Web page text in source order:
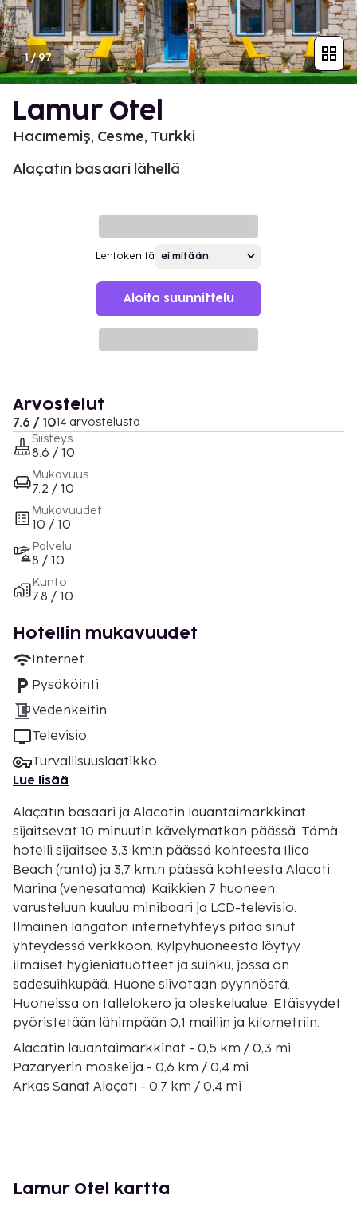
1/97
Lamur Otel
Hacımemiş, Cesme, Turkki
Alaçatın basaari lähellä
Lentokenttä
Aloita suunnittelu
Arvostelut
7.6 / 1014 arvostelusta
Siisteys
8.6 / 10
Mukavuus
7.2 / 10
Mukavuudet
10 / 10
Palvelu
8 / 10
Kunto
7.8 / 10
Hotellin mukavuudet
Internet
Pysäköinti
Vedenkeitin
Televisio
Turvallisuuslaatikko
Lue lisää
Alaçatın basaari ja Alacatin lauantaimarkkinat
sijaitsevat 10 minuutin kävelymatkan päässä. Tämä
hotelli sijaitsee 3,3 km:n päässä kohteesta Ilica
Beach (ranta) ja 3,7 km:n päässä kohteesta Alacati
Marina (venesatama). Kaikkien 7 huoneen
varusteluun kuuluu minibaari ja LCD-televisio.
Ilmainen langaton internetyhteys pitää sinut
yhteydessä verkkoon. Kylpyhuoneesta löytyy
ilmaiset hygieniatuotteet ja suihku, jossa on
sadesuihkupää. Huone siivotaan pyynnöstä.
Huoneissa on tallelokero ja oleskelualue. Etäisyydet
pyöristetään lähimpään 0,1 mailiin ja kilometriin.
Alacatin lauantaimarkkinat - 0,5 km / 0,3 mi
Pazaryerin moskeija - 0,6 km / 0,4 mi
Arkas Sanat Alaçatı - 0,7 km / 0,4 mi
Alacatin satama - 3,5 km / 2,2 mi
Lamur Otel kartta